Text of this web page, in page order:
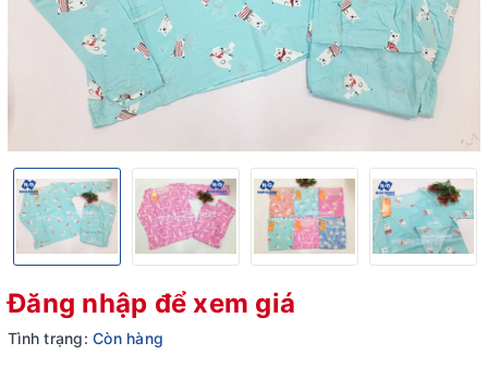
Đăng nhập để xem giá
Tình trạng: Còn hàng